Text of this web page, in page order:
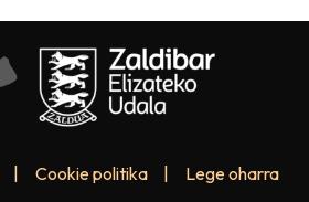
Cookie politika Lege oharra